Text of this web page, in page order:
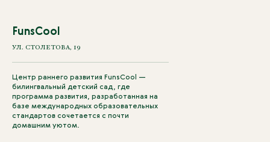
FunsCool
УЛ. СТОЛЕТОВА, 19
Центр раннего развития FunsCool —
билингвальный детский сад, где
программа развития, разработанная на
базе международных образовательных
стандартов сочетается с почти
домашним уютом.